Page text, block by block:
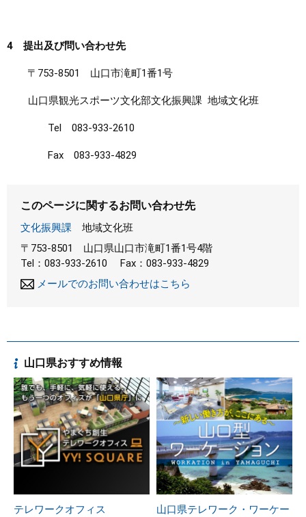
4 提出及び問い合わせ先
〒753-8501 山口市滝町1番1号
山口県観光スポーツ文化部文化振興課 地域文化班
Tel 083-933-2610
Fax 083-933-4829
このページに関するお問い合わせ先
文化振興課
地域文化班
〒753-8501
山口県山口市滝町1番1号4階
Tel：083-933-2610
Fax：083-933-4829
メールでのお問い合わせはこちら
山口県おすすめ情報
テレワークオフィス
山口県テレワーク・ワーケー